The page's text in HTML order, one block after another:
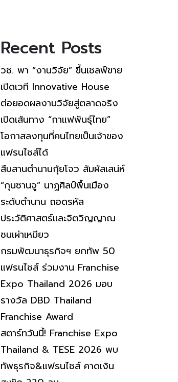
Recent Posts
วช. พา “งานวิจัย” ขึ้นเชลฟ์ขาย
เปิดเวที Innovative House
ต่อยอดผลงานวิจัยสู่ตลาดจริง
เปิดเส้นทาง “กาแฟพันธุ์ไทย”
โอกาสลงทุนที่คนไทยเป็นเจ้าของ
แฟรนไชส์ได้
สืบสานตำนานกุ้ยโจว สัมผัสเสน่ห์
“กุนซานจู” นาฏศิลป์พื้นเมือง
ระดับตำนาน ถอดรหัส
ประวัติศาสตร์และจิตวิญญาณ
ชนเผ่าเหมียว
กรมพัฒนาธุรกิจฯ ยกทัพ 50
แฟรนไชส์ ร่วมงาน Franchise
Expo Thailand 2026 มอบ
รางวัล DBD Thailand
Franchise Award
สตาร์ทวันนี้! Franchise Expo
Thailand & TESE 2026 พบ
ทัพธุรกิจ&แฟรนไชส์ คาดเงิน